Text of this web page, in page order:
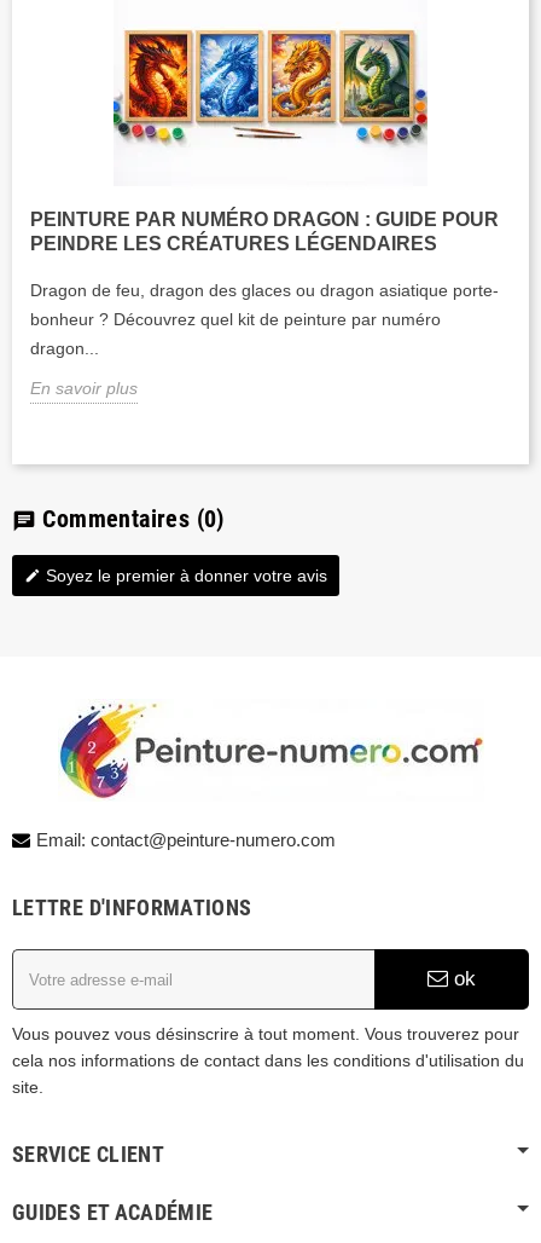
PEINTURE PAR NUMÉRO DRAGON : GUIDE POUR
PEINDRE LES CRÉATURES LÉGENDAIRES
Dragon de feu, dragon des glaces ou dragon asiatique porte-
bonheur ? Découvrez quel kit de peinture par numéro
dragon...
En savoir plus
chat Commentaires (0)
edit Soyez le premier à donner votre avis
Email: contact@peinture-numero.com
LETTRE D'INFORMATIONS
ok
Vous pouvez vous désinscrire à tout moment. Vous trouverez pour
cela nos informations de contact dans les conditions d'utilisation du
site.
SERVICE CLIENT
GUIDES ET ACADÉMIE